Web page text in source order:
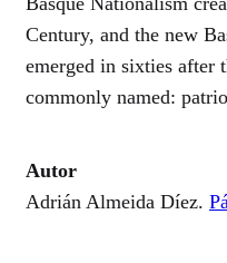
Century, and the new
emerged in sixties after
commonly named:
Autor
Adrián Almeida Díez.